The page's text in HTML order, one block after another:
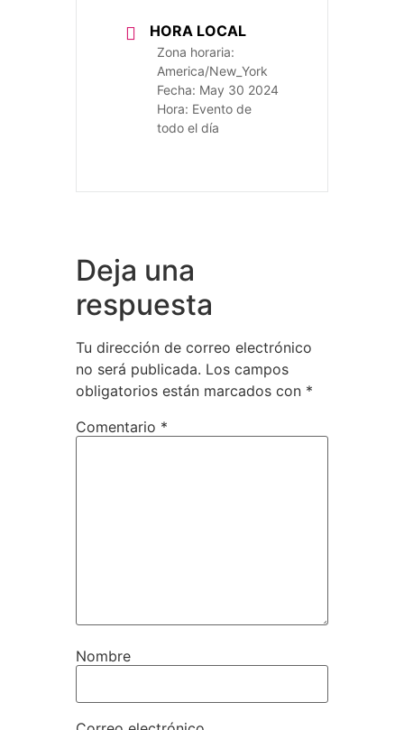
HORA LOCAL
Zona horaria:
America/New_York
Fecha: May 30 2024
Hora: Evento de
todo el día
Deja una
respuesta
Tu dirección de correo electrónico
no será publicada. Los campos
obligatorios están marcados con *
Comentario *
Nombre